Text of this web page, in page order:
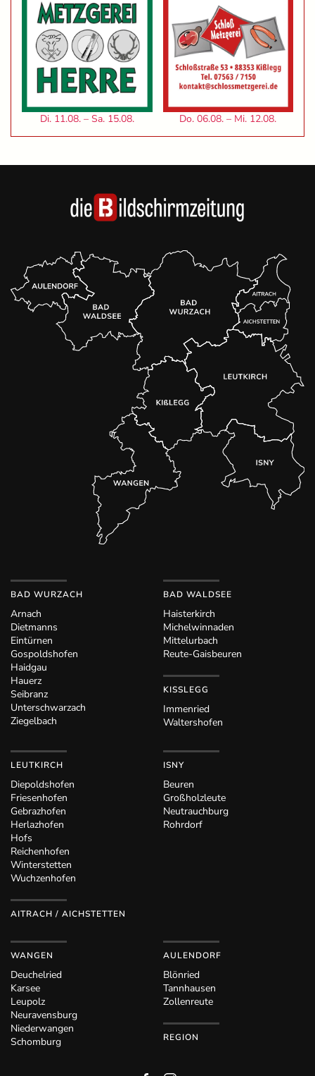
Di. 11.08. – Sa. 15.08. Do. 06.08. – Mi. 12.08.
BAD WURZACH
Arnach
Dietmanns
Eintürnen
Gospoldshofen
Haidgau
Hauerz
Seibranz
Unterschwarzach
Ziegelbach
BAD WALDSEE
Haisterkirch
Michelwinnaden
Mittelurbach
Reute-Gaisbeuren
KISSLEGG
Immenried
Waltershofen
LEUTKIRCH
Diepoldshofen
Friesenhofen
Gebrazhofen
Herlazhofen
Hofs
Reichenhofen
Winterstetten
Wuchzenhofen
AITRACH / AICHSTETTEN
ISNY
Beuren
Großholzleute
Neutrauchburg
Rohrdorf
WANGEN
Deuchelried
Karsee
Leupolz
Neuravensburg
Niederwangen
Schomburg
AULENDORF
Blönried
Tannhausen
Zollenreute
REGION